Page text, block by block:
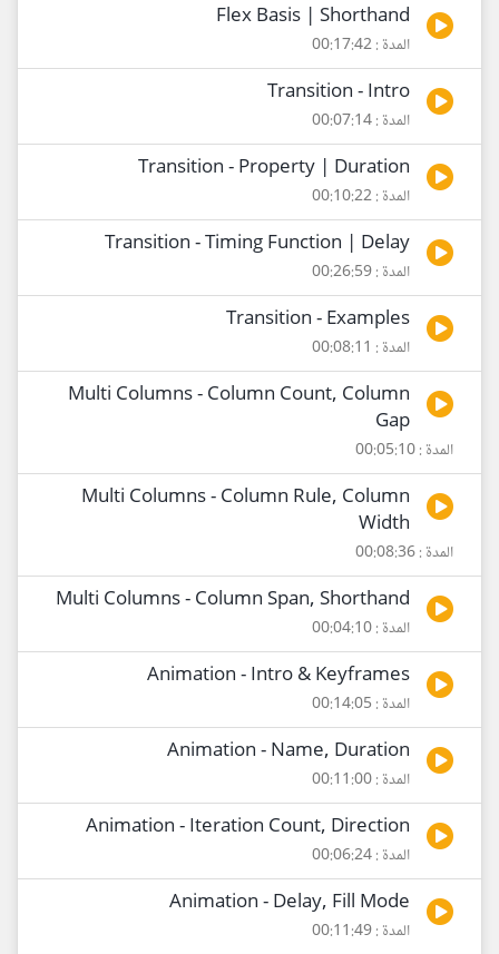
Flex Basis | Shorthand
المدة : 00:17:42
Transition - Intro
المدة : 00:07:14
Transition - Property | Duration
المدة : 00:10:22
Transition - Timing Function | Delay
المدة : 00:26:59
Transition - Examples
المدة : 00:08:11
Multi Columns - Column Count, Column
Gap
المدة : 00:05:10
Multi Columns - Column Rule, Column
Width
المدة : 00:08:36
Multi Columns - Column Span, Shorthand
المدة : 00:04:10
Animation - Intro & Keyframes
المدة : 00:14:05
Animation - Name, Duration
المدة : 00:11:00
Animation - Iteration Count, Direction
المدة : 00:06:24
Animation - Delay, Fill Mode
المدة : 00:11:49